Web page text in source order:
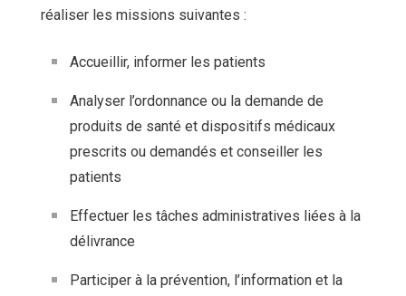
réaliser les missions suivantes :
Accueillir, informer les patients
Analyser l’ordonnance ou la demande de
produits de santé et dispositifs médicaux
prescrits ou demandés et conseiller les
patients
Effectuer les tâches administratives liées à la
délivrance
Participer à la prévention, l’information et la